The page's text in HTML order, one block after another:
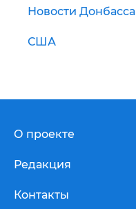
Новости Донбасса
США
О проекте
Редакция
Контакты